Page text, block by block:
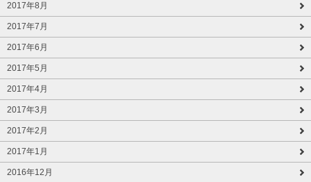
2017年8月
2017年7月
2017年6月
2017年5月
2017年4月
2017年3月
2017年2月
2017年1月
2016年12月